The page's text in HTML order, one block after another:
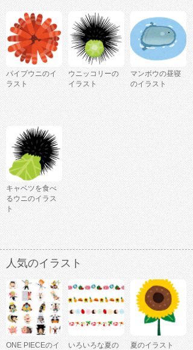
パイプウニのイ
ラスト
ウニッコリーの
イラスト
マンボウの昼寝
のイラスト
キャベツを食べ
るウニのイラス
ト
人気のイラスト
ONE PIECEのイ
いろいろな夏の
夏のイラスト